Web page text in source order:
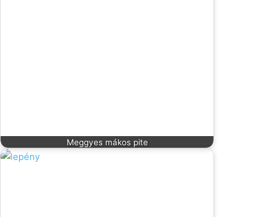
Meggyes mákos pite